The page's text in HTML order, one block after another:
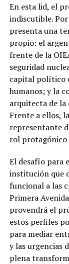
En esta lid, el
indiscutible.
presenta una
propio: el
frente de la
seguridad
capital político
humanos; y la
arquitecta de la
Frente a ellos,
representante
rol protagónico
El desafío para
institución que
funcional a las
Primera
provendrá el
estos perfiles
para mediar
y las urgencias
plena